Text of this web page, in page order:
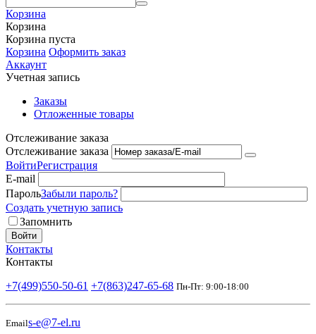
Корзина
Корзина
Корзина пуста
Корзина Оформить заказ
Аккаунт
Учетная запись
Заказы
Отложенные товары
Отслеживание заказа
Отслеживание заказа
ВойтиРегистрация
E-mail
ПарольЗабыли пароль?
Создать учетную запись
Запомнить
Войти
Контакты
Контакты
+7(499)550-50-61 +7(863)247-65-68 Пн-Пт: 9:00-18:00
Emails-e@7-el.ru